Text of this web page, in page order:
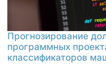
Прогнозирование
программных
классификаторов